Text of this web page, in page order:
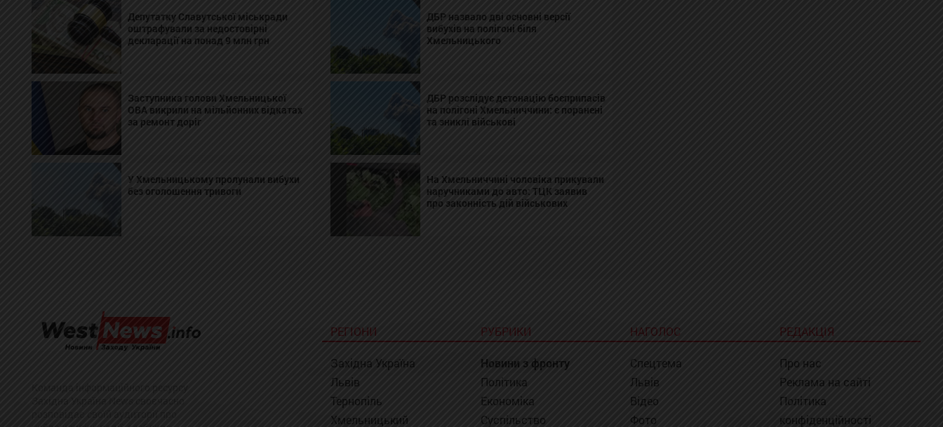
Депутатку Славутської міськради
оштрафували за недостовірні
декларації на понад 9 млн грн
ДБР назвало дві основні версії
вибухів на полігоні біля
Хмельницького
Заступника голови Хмельницької
ОВА викрили на мільйонних відкатах
за ремонт доріг
ДБР розслідує детонацію боєприпасів
на полігоні Хмельниччини: є поранені
та зниклі військові
У Хмельницькому пролунали вибухи
без оголошення тривоги
На Хмельниччині чоловіка прикували
наручниками до авто: ТЦК заявив
про законність дій військових
РЕГІОНИ
Західна Україна
Львів
Тернопіль
Хмельницький
РУБРИКИ
Новини з фронту
Політика
Економіка
Суспільство
НАГОЛОС
Спецтема
Львів
Відео
Фото
РЕДАКЦІЯ
Про нас
Реклама на сайті
Політика
конфіденційності